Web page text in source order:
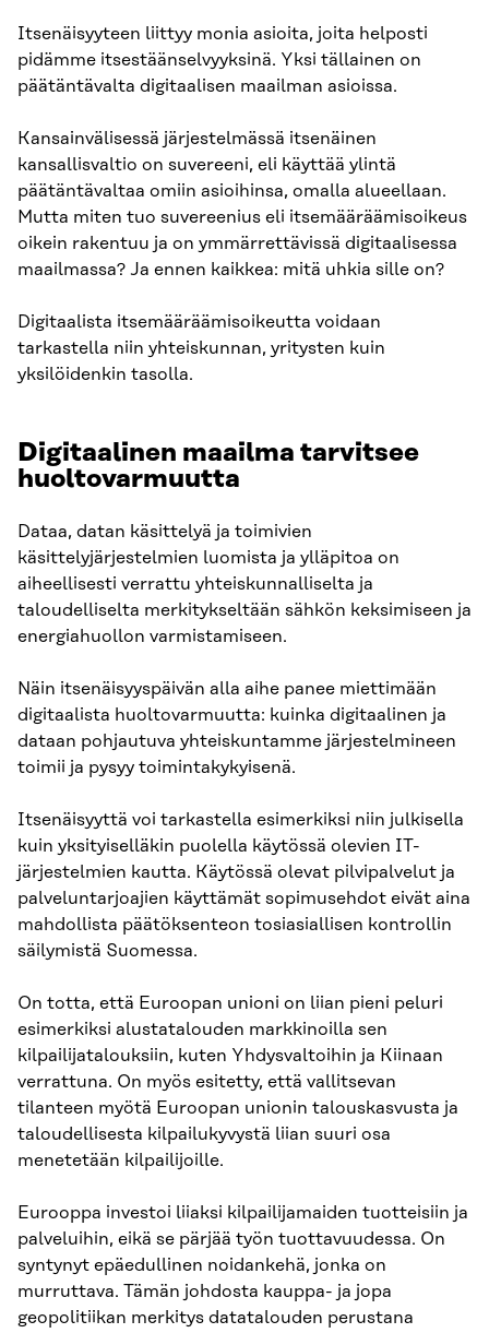
Itsenäisyyteen liittyy monia asioita, joita helposti
pidämme itsestäänselvyyksinä. Yksi tällainen on
päätäntävalta digitaalisen maailman asioissa.
Kansainvälisessä järjestelmässä itsenäinen
kansallisvaltio on suvereeni, eli käyttää ylintä
päätäntävaltaa omiin asioihinsa, omalla alueellaan.
Mutta miten tuo suvereenius eli itsemääräämisoikeus
oikein rakentuu ja on ymmärrettävissä digitaalisessa
maailmassa? Ja ennen kaikkea: mitä uhkia sille on?
Digitaalista itsemääräämisoikeutta voidaan
tarkastella niin yhteiskunnan, yritysten kuin
yksilöidenkin tasolla.
Digitaalinen maailma tarvitsee
huoltovarmuutta
Dataa, datan käsittelyä ja toimivien
käsittelyjärjestelmien luomista ja ylläpitoa on
aiheellisesti verrattu yhteiskunnalliselta ja
taloudelliselta merkitykseltään sähkön keksimiseen ja
energiahuollon varmistamiseen.
Näin itsenäisyyspäivän alla aihe panee miettimään
digitaalista huoltovarmuutta: kuinka digitaalinen ja
dataan pohjautuva yhteiskuntamme järjestelmineen
toimii ja pysyy toimintakykyisenä.
Itsenäisyyttä voi tarkastella esimerkiksi niin julkisella
kuin yksityiselläkin puolella käytössä olevien IT-
järjestelmien kautta. Käytössä olevat pilvipalvelut ja
palveluntarjoajien käyttämät sopimusehdot eivät aina
mahdollista päätöksenteon tosiasiallisen kontrollin
säilymistä Suomessa.
On totta, että Euroopan unioni on liian pieni peluri
esimerkiksi alustatalouden markkinoilla sen
kilpailijatalouksiin, kuten Yhdysvaltoihin ja Kiinaan
verrattuna. On myös esitetty, että vallitsevan
tilanteen myötä Euroopan unionin talouskasvusta ja
taloudellisesta kilpailukyvystä liian suuri osa
menetetään kilpailijoille.
Eurooppa investoi liiaksi kilpailijamaiden tuotteisiin ja
palveluihin, eikä se pärjää työn tuottavuudessa. On
syntynyt epäedullinen noidankehä, jonka on
murruttava. Tämän johdosta kauppa- ja jopa
geopolitiikan merkitys datatalouden perustana